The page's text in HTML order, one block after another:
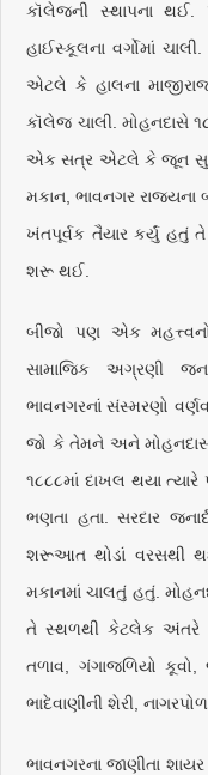
કૉલેજની સ્થાપના થઈ.
હાઈસ્કૂલના વર્ગોમાં
એટલે કે હાલના
કૉલેજ ચાલી. મોહનદાસે
એક સત્ર એટલે કે જૂન
મકાન, ભાવનગર રાજ્યના
ખંતપૂર્વક તૈયાર કર્યું હતું
શરૂ થઈ.
બીજો પણ એક
સામાજિક અગ્રણી
ભાવનગરનાં સંસ્મરણો
જો કે તેમને અને
૧૮૮૮માં દાખલ થયા
ભણતા હતા. સરદાર
શરૂઆત થોડાં વરસથી થઈ
મકાનમાં ચાલતું હતું.
તે સ્થળથી કેટલેક અંતરે
તળાવ, ગંગાજળિયો કૂવો,
ભાદેવાણીની શેરી,
ભાવનગરના જાણીતા